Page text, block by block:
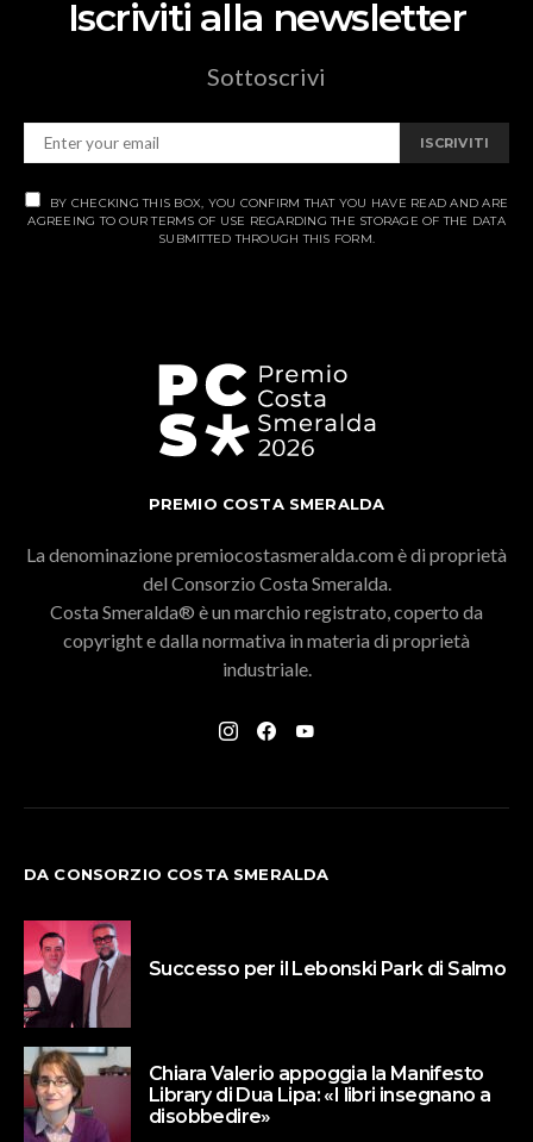
Iscriviti alla newsletter
Sottoscrivi
ISCRIVITI
BY CHECKING THIS BOX, YOU CONFIRM THAT YOU HAVE READ AND ARE
AGREEING TO OUR TERMS OF USE REGARDING THE STORAGE OF THE DATA
SUBMITTED THROUGH THIS FORM.
PREMIO COSTA SMERALDA
La denominazione premiocostasmeralda.com è di proprietà
del Consorzio Costa Smeralda.
Costa Smeralda® è un marchio registrato, coperto da
copyright e dalla normativa in materia di proprietà
industriale.
DA CONSORZIO COSTA SMERALDA
Successo per il Lebonski Park di Salmo
Chiara Valerio appoggia la Manifesto
Library di Dua Lipa: «I libri insegnano a
disobbedire»